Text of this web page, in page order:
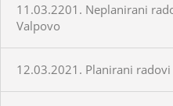
11.03.2201. Neplanirani
Valpovo
12.03.2021. Planirani